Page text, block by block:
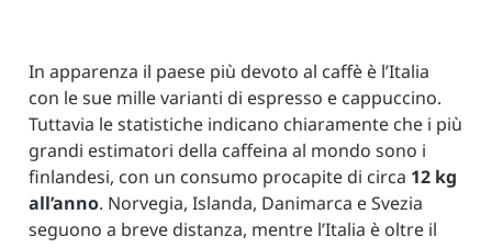
In apparenza il paese più devoto al caffè è l’Italia
con le sue mille varianti di espresso e cappuccino.
Tuttavia le statistiche indicano chiaramente che i più
grandi estimatori della caffeina al mondo sono i
finlandesi, con un consumo procapite di circa 12 kg
all’anno. Norvegia, Islanda, Danimarca e Svezia
seguono a breve distanza, mentre l’Italia è oltre il